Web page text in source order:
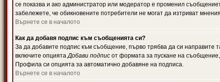
се показва и ако администратор или модератор е променил
забележете, че обикновените потребители не могат да изтриват
Върнете се в началото
Как да добавя подпис към съобщенията си?
За да добавите подпис към съобщение, първо трябва да си
включите опциятаДобави подпис от формата за пускане на
Профила си опцията за автоматично добавяне на подписа.
Върнете се в началото